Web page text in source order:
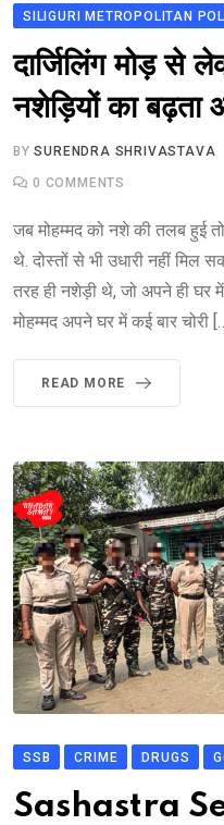
SILIGURI METROPOLITAN
दार्जिलिंग मोड़ से
नशेड़ियों का
BYSURENDRA SHRIVASTAVA
0 COMMENTS
जब मोहम्मद को नशे की तलब हुई
थे. दोस्तों से भी उधारी नहीं मिल
तरह ही नशेड़ी थे, जो अपने ही घर
मोहम्मद अपने घर में कई बार चोरी
READ MORE
SSB CRIME DRUGS
Sashastra